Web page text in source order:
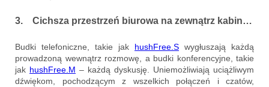
3. Cichsza przestrzeń biurowa na zewnątrz kabin…
Budki telefoniczne, takie jak hushFree.S wygłuszają każdą
prowadzoną wewnątrz rozmowę, a budki konferencyjne, takie
jak hushFree.M – każdą dyskusję. Uniemożliwiają uciążliwym
dźwiękom, pochodzącym z wszelkich połączeń i czatów,